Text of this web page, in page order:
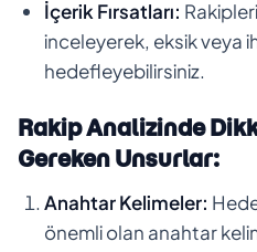
İçerik Fırsatları:
inceleyerek, eksik veya
hedefleyebilirsiniz.
Rakip Analizinde
Gereken Unsurlar:
Anahtar Kelimeler:
önemli olan anahtar